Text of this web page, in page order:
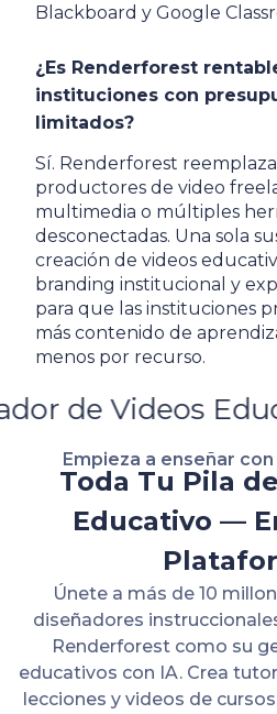
Blackboard y Google
¿Es Renderforest
instituciones con
limitados?
Sí. Renderforest
productores de video
multimedia o múltiples
desconectadas. Una sola
creación de videos
branding institucional y
para que las instituciones
más contenido de
menos por recurso.
Educativos conIA
Empieza a enseñar
Toda Tu Pila
Educativo —
Únete a más de 10
diseñadores
Renderforest como su
educativos con IA. Crea
lecciones y videos de